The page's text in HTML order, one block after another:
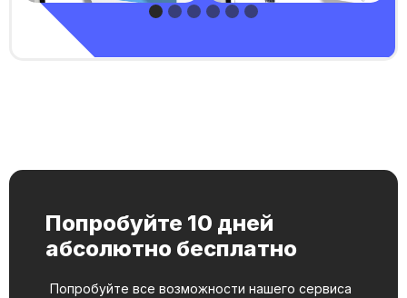
Попробуйте 10 дней
абсолютно бесплатно
Попробуйте все возможности нашего сервиса